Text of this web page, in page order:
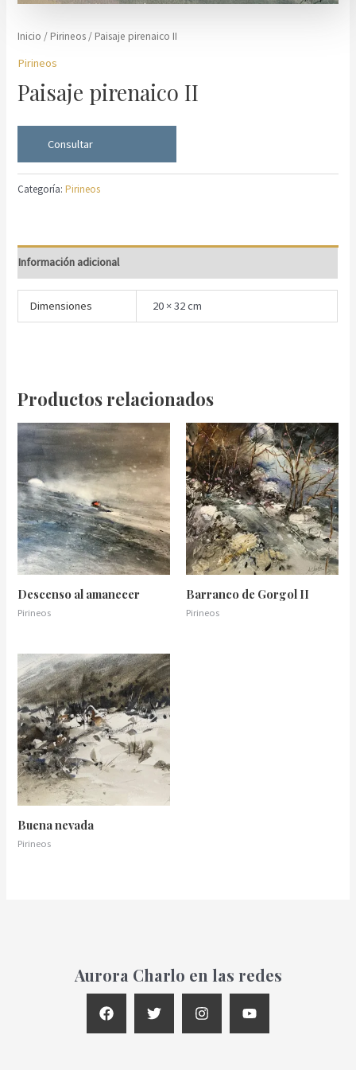
Inicio / Pirineos / Paisaje pirenaico II
Pirineos
Paisaje pirenaico II
Consultar
Categoría:Pirineos
Información adicional
Dimensiones 20 × 32 cm
Productos relacionados
Descenso al amanecer
Pirineos
Barranco de Gorgol II
Pirineos
Buena nevada
Pirineos
Aurora Charlo en las redes